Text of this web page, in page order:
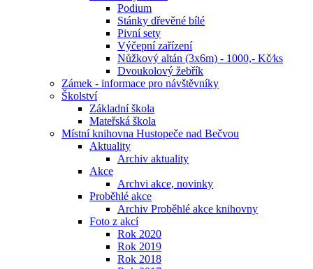
Podium
Stánky dřevěné bílé
Pivní sety
Výčepní zařízení
Nůžkový altán (3x6m) - 1000,- Kč⁄ks
Dvoukolový žebřík
Zámek - informace pro návštěvníky
Školství
Základní škola
Mateřská škola
Místní knihovna Hustopeče nad Bečvou
Aktuality
Archiv aktuality
Akce
Archvi akce, novinky
Proběhlé akce
Archiv Proběhlé akce knihovny
Foto z akcí
Rok 2020
Rok 2019
Rok 2018